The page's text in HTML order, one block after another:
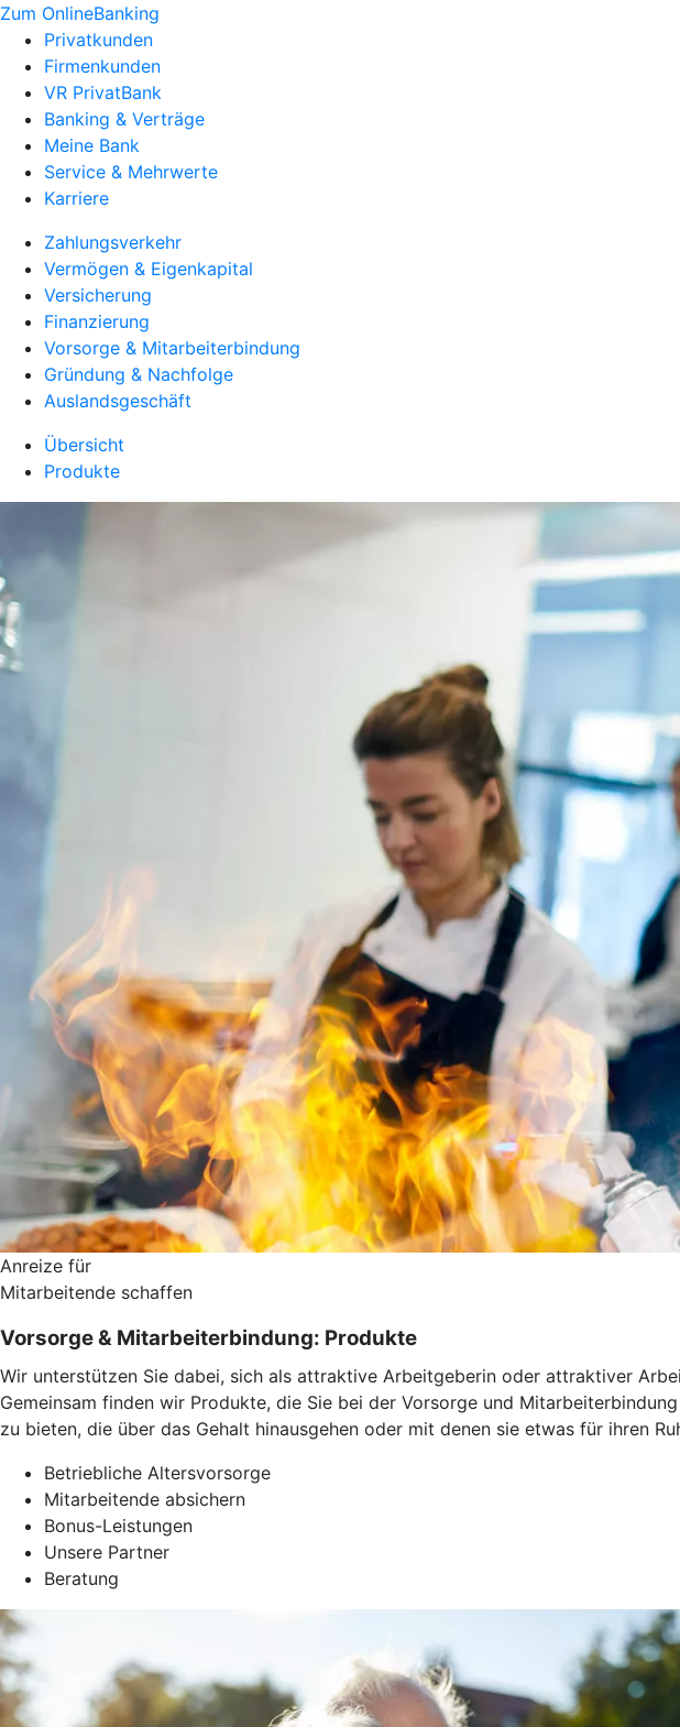
Zum OnlineBanking
Privatkunden
Firmenkunden
VR PrivatBank
Banking & Verträge
Meine Bank
Service & Mehrwerte
Karriere
Zahlungsverkehr
Vermögen & Eigenkapital
Versicherung
Finanzierung
Vorsorge & Mitarbeiterbindung
Gründung & Nachfolge
Auslandsgeschäft
Übersicht
Produkte
Anreize für
Mitarbeitende schaffen
Vorsorge & Mitarbeiterbindung: Produkte
Wir unterstützen Sie dabei, sich als attraktive Arbeitgeberin oder attraktiver
Gemeinsam finden wir Produkte, die Sie bei der Vorsorge und
zu bieten, die über das Gehalt hinausgehen oder mit denen sie etwas für ihren
Betriebliche Altersvorsorge
Mitarbeitende absichern
Bonus-Leistungen
Unsere Partner
Beratung